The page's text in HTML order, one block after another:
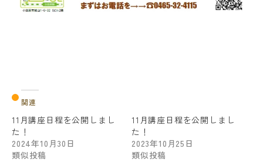
関連
11月講座日程を公開しまし
た！
2024年10月30日
類似投稿
11月講座日程を公開しまし
た！
2023年10月25日
類似投稿